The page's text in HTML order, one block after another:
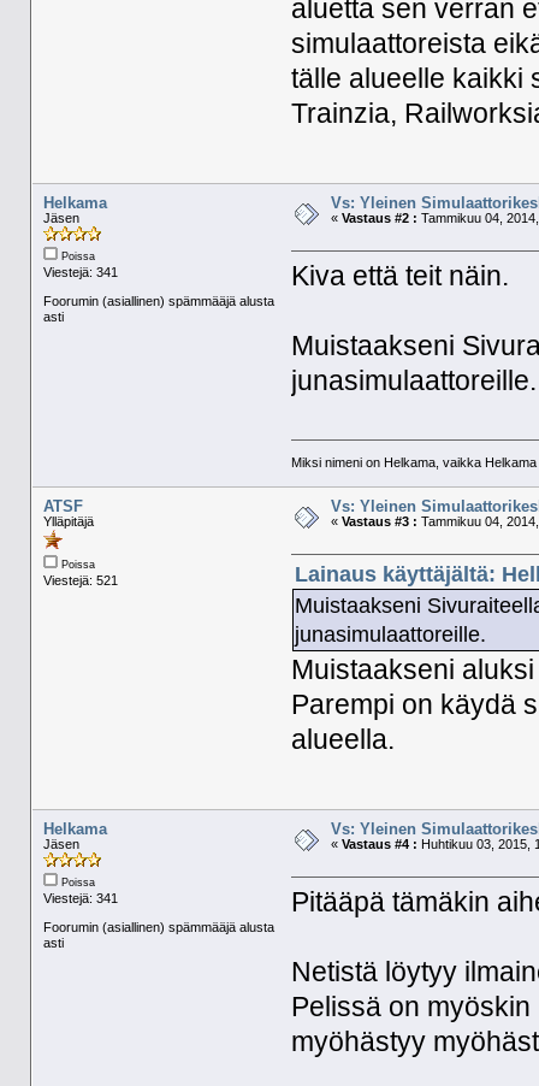
aluetta sen verran
simulaattoreista
tälle alueelle kaikki
Trainzia,
Helkama
Jäsen
Poissa
Viestejä: 341
Foorumin (asiallinen) spämmääjä alusta
asti
Vs: Yleinen
« Vastaus #2 : Tammikuu 04,
Kiva että teit näin.
Muistaakseni
junasimulaattoreille.
Miksi nimeni on Helkama, vaikka
ATSF
Ylläpitäjä
Poissa
Viestejä: 521
Vs: Yleinen
« Vastaus #3 : Tammikuu 04,
Lainaus käyttäjältä:
Muistaakseni
junasimulaattoreille.
Muistaakseni
Parempi on käydä
alueella.
Helkama
Jäsen
Poissa
Viestejä: 341
Foorumin (asiallinen) spämmääjä alusta
asti
Vs: Yleinen
« Vastaus #4 : Huhtikuu 03, 2015,
Pitääpä tämäkin
Netistä löytyy
Pelissä on
myöhästyy